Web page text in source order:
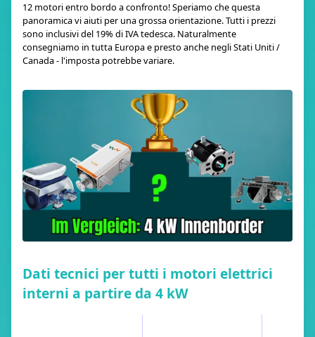
12 motori entro bordo a confronto! Speriamo che questa
panoramica vi aiuti per una grossa orientazione. Tutti i prezzi
sono inclusivi del 19% di IVA tedesca. Naturalmente
consegniamo in tutta Europa e presto anche negli Stati Uniti /
Canada - l'imposta potrebbe variare.
Dati tecnici per tutti i motori elettrici
interni a partire da 4 kW